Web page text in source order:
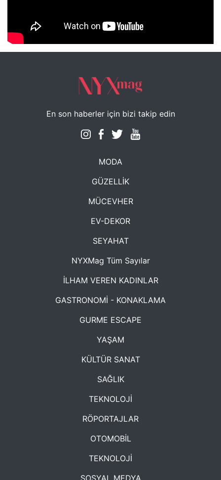
NYXmag 2. Yaş Kutlama Etkinliği
En son haberler için bizi takip edin
MODA
GÜZELLİK
MÜCEVHER
EV-DEKOR
SEYAHAT
NYXMag Tüm Sayılar
İLHAM VEREN KADINLAR
GASTRONOMİ - KONAKLAMA
GURME ESCAPE
YAŞAM
KÜLTÜR SANAT
SAĞLIK
TEKNOLOJİ
RÖPORTAJLAR
OTOMOBİL
TEKNOLOJİ
SOSYAL MEDYA